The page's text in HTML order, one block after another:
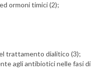
ormoni timici (2);
trattamento dialitico (3);
agli antibiotici nelle fasi di